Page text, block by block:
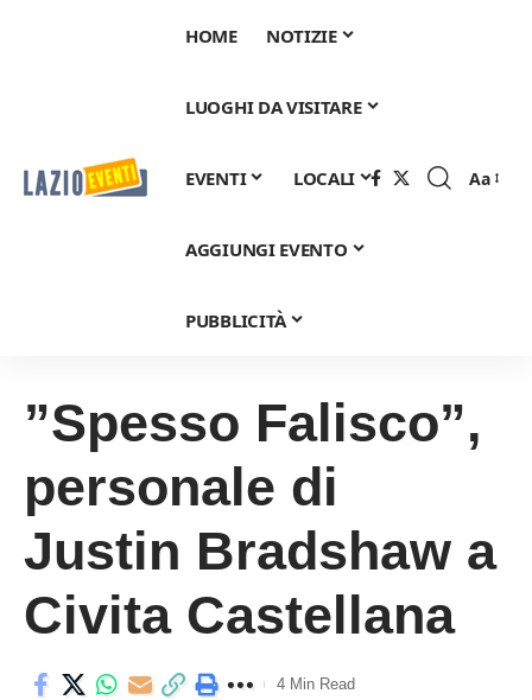
HOME NOTIZIE
LUOGHI DA VISITARE
EVENTI LOCALI
AGGIUNGI EVENTO
PUBBLICITÀ
Font
Aa
”Spesso Falisco”,
personale di
Justin Bradshaw a
Civita Castellana
4 Min Read